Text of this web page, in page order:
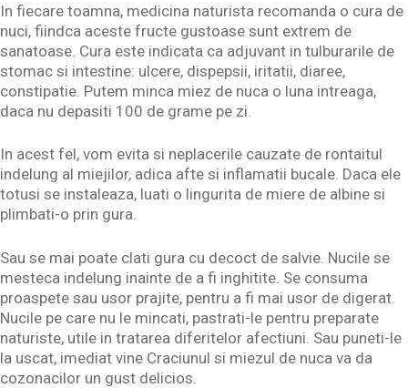
In fiecare toamna, medicina naturista recomanda o cura de
nuci, fiindca aceste fructe gustoase sunt extrem de
sanatoase. Cura este indicata ca adjuvant in tulburarile de
stomac si intestine: ulcere, dispepsii, iritatii, diaree,
constipatie. Putem minca miez de nuca o luna intreaga,
daca nu depasiti 100 de grame pe zi.
In acest fel, vom evita si neplacerile cauzate de rontaitul
indelung al miejilor, adica afte si inflamatii bucale. Daca ele
totusi se instaleaza, luati o lingurita de miere de albine si
plimbati-o prin gura.
Sau se mai poate clati gura cu decoct de salvie. Nucile se
mesteca indelung inainte de a fi inghitite. Se consuma
proaspete sau usor prajite, pentru a fi mai usor de digerat.
Nucile pe care nu le mincati, pastrati-le pentru preparate
naturiste, utile in tratarea diferitelor afectiuni. Sau puneti-le
la uscat, imediat vine Craciunul si miezul de nuca va da
cozonacilor un gust delicios.